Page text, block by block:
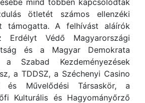
mind többen kapcsolódtak
ötletét számos ellenzéki
támogatta. A felhívást aláírók
Védő Magyarországi
és a Magyar Demokrata
Szabad Kezdeményezések
a TDDSZ, a Széchenyi Casino
és Művelődési Társaskör, a
Kulturális és Hagyományőrző